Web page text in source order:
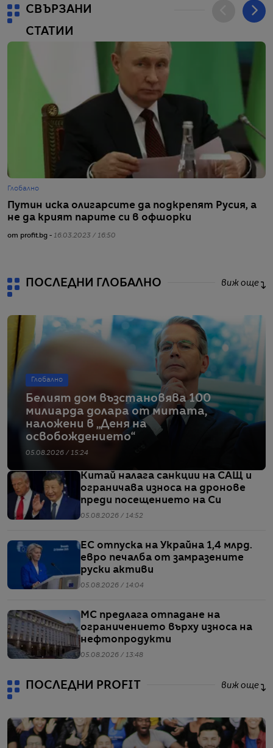
СВЪРЗАНИ
СТАТИИ
Глобално
Путин иска олигарсите да подкрепят Русия, а
не да крият парите си в офшорки
от profit.bg - 16.03.2023 / 16:50
ПОСЛЕДНИ ГЛОБАЛНО виж още
Глобално
Белият дом възстановява 100
милиарда долара от митата,
наложени в „Деня на
освобождението“
05.08.2026 / 15:24
Китай налага санкции на САЩ и
ограничава износа на дронове
преди посещението на Си
05.08.2026 / 14:52
ЕС отпуска на Украйна 1,4 млрд.
евро печалба от замразените
руски активи
05.08.2026 / 14:04
МС предлага отпадане на
ограничението върху износа на
нефтопродукти
05.08.2026 / 13:48
ПОСЛЕДНИ PROFIT виж още